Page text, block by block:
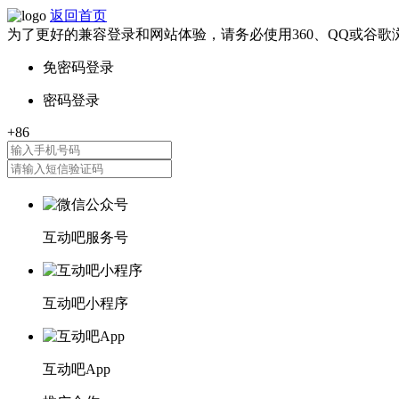
返回首页
为了更好的兼容登录和网站体验，请务必使用360、QQ或谷歌
互动吧服务号
互动吧小程序
互动吧App